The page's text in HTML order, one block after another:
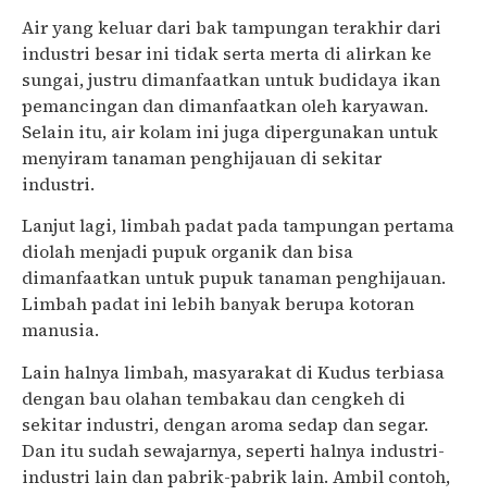
Air yang keluar dari bak tampungan terakhir dari
industri besar ini tidak serta merta di alirkan ke
sungai, justru dimanfaatkan untuk budidaya ikan
pemancingan dan dimanfaatkan oleh karyawan.
Selain itu, air kolam ini juga dipergunakan untuk
menyiram tanaman penghijauan di sekitar
industri.
Lanjut lagi, limbah padat pada tampungan pertama
diolah menjadi pupuk organik dan bisa
dimanfaatkan untuk pupuk tanaman penghijauan.
Limbah padat ini lebih banyak berupa kotoran
manusia.
Lain halnya limbah, masyarakat di Kudus terbiasa
dengan bau olahan tembakau dan cengkeh di
sekitar industri, dengan aroma sedap dan segar.
Dan itu sudah sewajarnya, seperti halnya industri-
industri lain dan pabrik-pabrik lain. Ambil contoh,